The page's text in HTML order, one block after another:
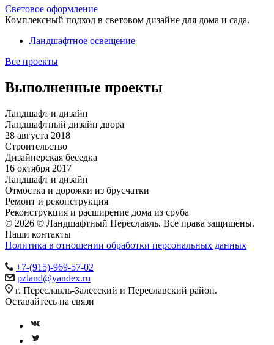
Световое оформление
Комплексный подход в световом дизайне для дома и сада.
Ландшафтное освещение
Все проекты
Выполненные проекты
Ландшафт и дизайн
Ландшафтный дизайн двора
28 августа 2018
Строительство
Дизайнерская беседка
16 октября 2017
Ландшафт и дизайн
Отмостка и дорожки из брусчатки
Ремонт и реконструкция
Реконструкция и расширение дома из сруба
© 2026 © Ландшафтный Переславль. Все права защищены.
Наши контакты
Политика в отношении обработки персональных данных
+7-(915)-969-57-02
pzland@yandex.ru
г. Переславль-Залесский и Переславский район.
Оставайтесь на связи